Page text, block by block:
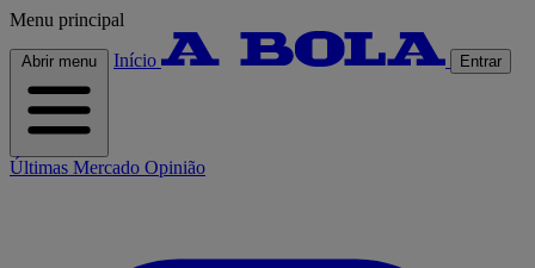
Menu principal
Abrir menu Início Entrar
Últimas Mercado Opinião